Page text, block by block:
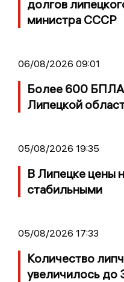
долгов
министра СССР
06/08/2026 09:01
Более 600 БПЛА
Липецкой
05/08/2026 19:35
В Липецке цены
стабильными
05/08/2026 17:33
Количество
увеличилось до